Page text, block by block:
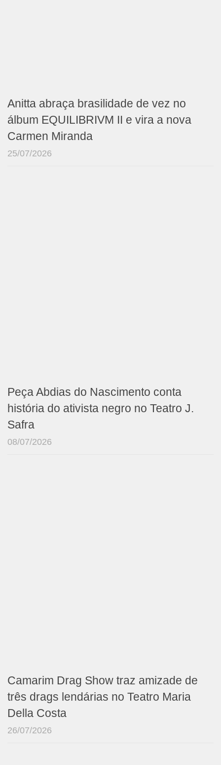
Anitta abraça brasilidade de vez no
álbum EQUILIBRIVM II e vira a nova
Carmen Miranda
25/07/2026
Peça Abdias do Nascimento conta
história do ativista negro no Teatro J.
Safra
08/07/2026
Camarim Drag Show traz amizade de
três drags lendárias no Teatro Maria
Della Costa
26/07/2026